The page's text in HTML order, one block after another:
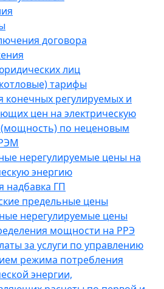
договора
лиц
тарифы
конечных регулируемых и
цен на электрическую
по неценовым
нерегулируемые цены на
энергию
надбавка ГП
предельные цены
нерегулируемые цены
мощности на РРЭ
за услуги по управлению
режима потребления
энергии,